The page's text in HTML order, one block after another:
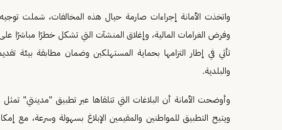
واتخذت الأمانة إجراءات صارمة حيال هذه المخالفات، شملت
وفرض الغرامات المالية، وإغلاق المنشآت التي تشكل خطرًا مباشرًا
تأتي في إطار التزامها بحماية المستهلكين وضمان مطابقة بيئة
والبلدية.
وأوضحت الأمانة أن البلاغات التي تتلقاها عبر تطبيق "مدينتي" تمثل
ويتيح التطبيق للمواطنين والمقيمين الإبلاغ بسهولة وسرعة، مع